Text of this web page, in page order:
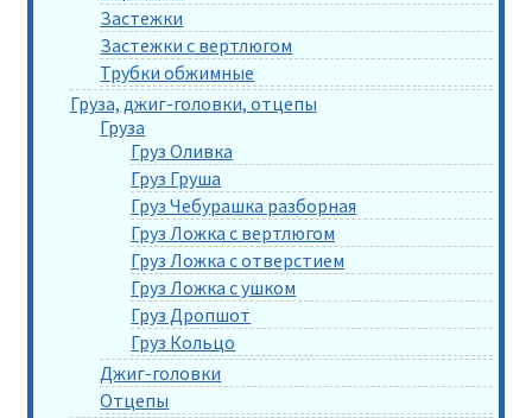
Застежки
Застежки с вертлюгом
Трубки обжимные
Груза, джиг-головки, отцепы
Груза
Груз Оливка
Груз Груша
Груз Чебурашка разборная
Груз Ложка с вертлюгом
Груз Ложка с отверстием
Груз Ложка с ушком
Груз Дропшот
Груз Кольцо
Джиг-головки
Отцепы